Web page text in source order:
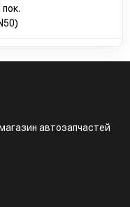
автозапчастей